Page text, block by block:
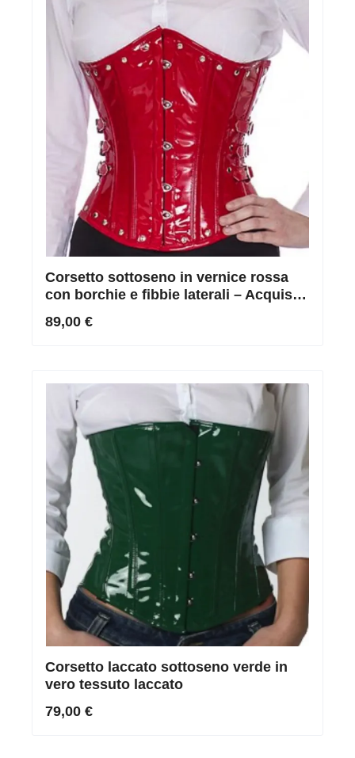
Corsetto sottoseno in vernice rossa
con borchie e fibbie laterali – Acquista
89,00 €
Corsetto laccato sottoseno verde in
vero tessuto laccato
79,00 €